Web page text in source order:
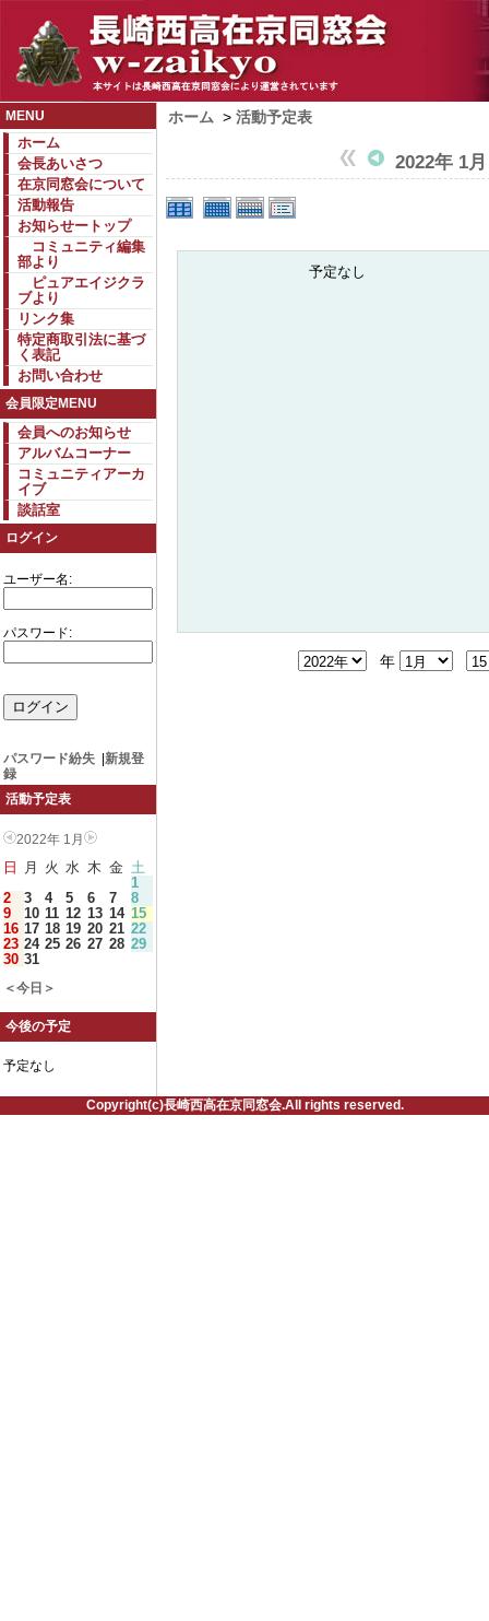
MENU
ホーム
会長あいさつ
在京同窓会について
活動報告
お知らせートップ
コミュニティ編集
部より
ピュアエイジクラ
ブより
リンク集
特定商取引法に基づ
く表記
お問い合わせ
会員限定MENU
会員へのお知らせ
アルバムコーナー
コミュニティアーカ
イブ
談話室
ログイン
ユーザー名:
パスワード:
パスワード紛失
新規登
録
活動予定表
2022年 1月
日 月 火 水 木 金 土
1
2
3 4 5 6 7
8
9
10 11 12 13 14 15
16 17 18 19 20 21 22
23 24 25 26 27 28 29
30 31
＜今日＞
今後の予定
予定なし
ホーム > 活動予定表
2022年 1
予定なし
年
Copyright(c)長崎西高在京同窓会.All rights reserved.